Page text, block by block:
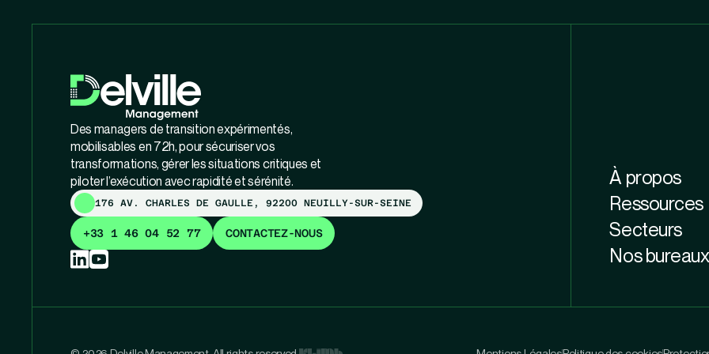
Des managers de transition expérimentés,
mobilisables en 72h, pour sécuriser vos
transformations, gérer les situations critiques et
piloter l’exécution avec rapidité et sérénité.
176 AV. CHARLES DE GAULLE, 92200 NEUILLY-SUR-SEINE
+33 1 46 04 52 77 CONTACTEZ-NOUS
À propos
Ressources
Secteurs
Nos bureaux